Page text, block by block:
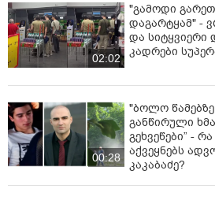
02:02
"გამოდი
დაგარტყამ" -
და სიტყვიერი
კადრები
00:28
"ბოლო
განწირული
გეხვეწები” -
აქვეყნებს
კაკაბაძე?